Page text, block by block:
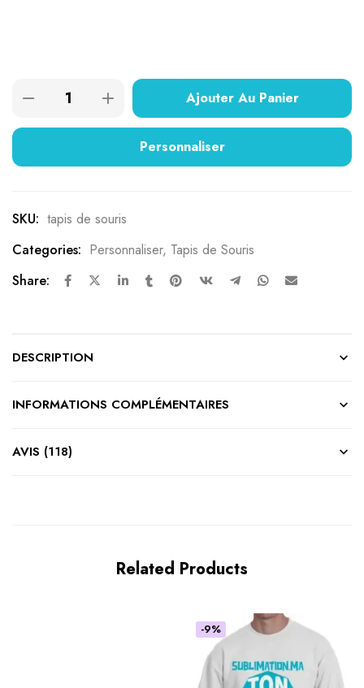
Ajouter Au Panier
Personnaliser
SKU: tapis de souris
Categories: Personnaliser, Tapis de Souris
Share:
DESCRIPTION
INFORMATIONS COMPLÉMENTAIRES
AVIS (118)
Related Products
-9%